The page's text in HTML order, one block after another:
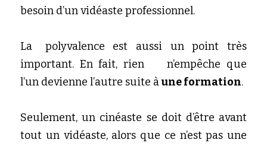
besoin d’un vidéaste professionnel.
La	polyvalence est aussi un point très
important. En fait, rien	n’empêche que
l’un devienne l’autre suite à une formation.
Seulement, un cinéaste se doit d’être avant